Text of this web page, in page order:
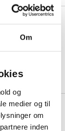
Om
og
medier og til
om
inden
84x84cm